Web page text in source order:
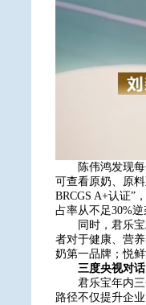
陈伟鸿发现
可查看原奶、原
BRCGS A+认证”
占率从不足30%逆
同时，君乐
者对于健康、营
奶第一品牌；悦
三度央视对
君乐宝年内
路径不仅提升企